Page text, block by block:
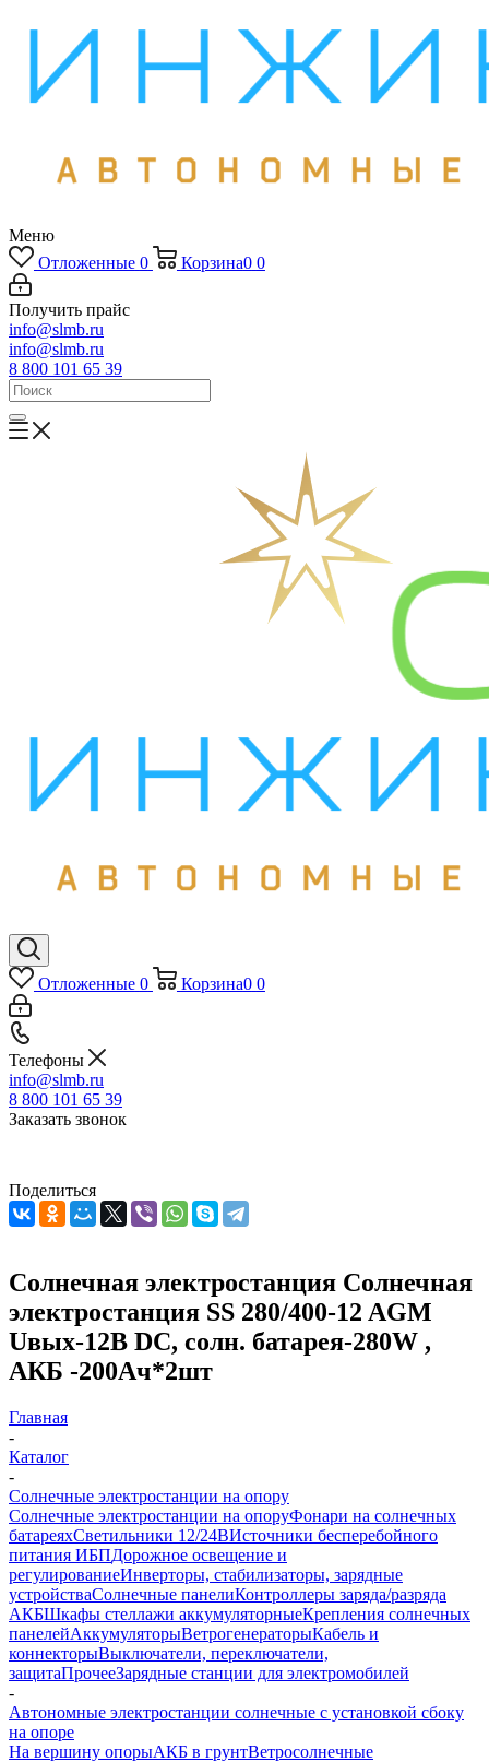
Меню
Отложенные 0 Корзина0 0
Получить прайс
info@slmb.ru
info@slmb.ru
8 800 101 65 39
Отложенные 0 Корзина0 0
Телефоны
info@slmb.ru
8 800 101 65 39
Заказать звонок
Поделиться
Солнечная электростанция Солнечная
электростанция SS 280/400-12 AGM
Uвых-12В DC, солн. батарея-280W ,
АКБ -200Aч*2шт
Главная
-
Каталог
-
Солнечные электростанции на опору
Солнечные электростанции на опоруФонари на солнечных
батареяхСветильники 12/24ВИсточники бесперебойного
питания ИБПДорожное освещение и
регулированиеИнверторы, стабилизаторы, зарядные
устройстваСолнечные панелиКонтроллеры заряда/разряда
АКБШкафы стеллажи аккумуляторныеКрепления солнечных
панелейАккумуляторыВетрогенераторыКабель и
коннекторыВыключатели, переключатели,
защитаПрочееЗарядные станции для электромобилей
-
Автономные электростанции солнечные с установкой сбоку
на опоре
На вершину опорыАКБ в грунтВетросолнечные